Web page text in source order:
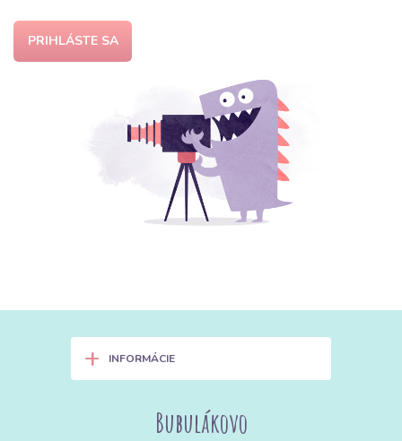
PRIHLÁSTE SA
+ INFORMÁCIE
Bubulákovo